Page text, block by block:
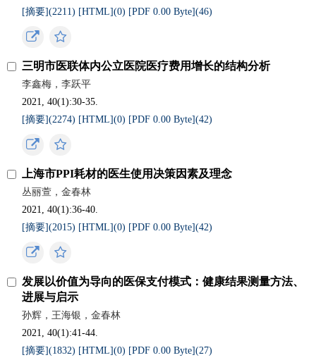
[摘要](2211) [HTML](0) [PDF 0.00 Byte](46)
三明市医联体内公立医院医疗费用增长的结构分析
李鑫梅，李跃平
2021, 40(1):30-35.
[摘要](2274) [HTML](0) [PDF 0.00 Byte](42)
上海市PPI耗材的医生使用决策因素及理念
丛丽萱，金春林
2021, 40(1):36-40.
[摘要](2015) [HTML](0) [PDF 0.00 Byte](42)
发展以价值为导向的医保支付模式：健康结果测量方法、
进展与启示
孙辉，王海银，金春林
2021, 40(1):41-44.
[摘要](1832) [HTML](0) [PDF 0.00 Byte](27)